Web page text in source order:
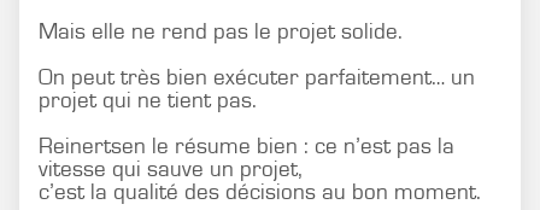
Mais elle ne rend pas le projet solide.
On peut très bien exécuter parfaitement… un
projet qui ne tient pas.
Reinertsen le résume bien : ce n’est pas la
vitesse qui sauve un projet,
c’est la qualité des décisions au bon moment.